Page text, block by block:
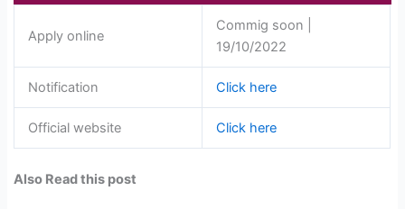
Apply online
Commig soon |
19/10/2022
Notification Click here
Official website Click here
Also Read this post